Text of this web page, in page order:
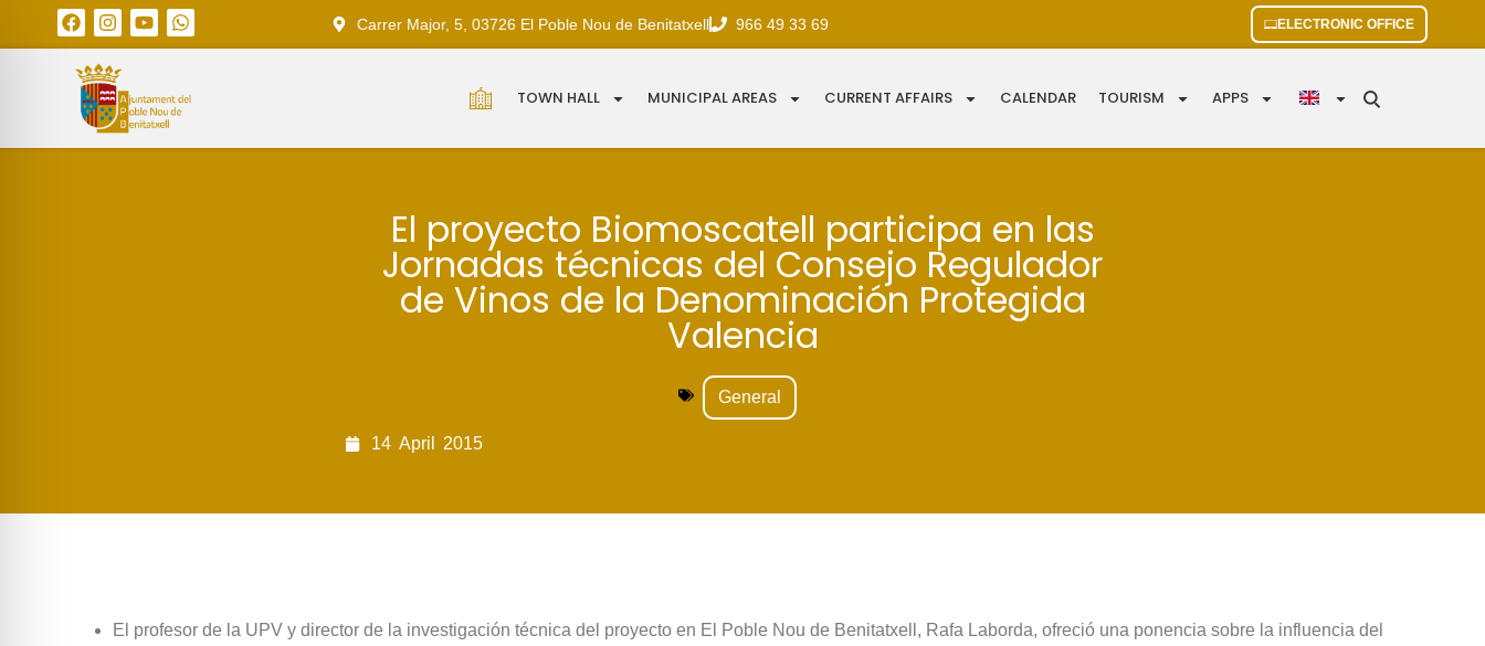
Carrer Major, 5, 03726 El Poble Nou de Benitatxell 966 49 33 69 ELECTRONIC OFFICE
TOWN HALL MUNICIPAL AREAS CURRENT AFFAIRS CALENDAR TOURISM APPS
El proyecto Biomoscatell participa en las
Jornadas técnicas del Consejo Regulador
de Vinos de la Denominación Protegida
Valencia
General
14 April 2015
El profesor de la UPV y director de la investigación técnica del proyecto en El Poble Nou de Benitatxell, Rafa Laborda, ofreció una ponencia sobre la influencia del